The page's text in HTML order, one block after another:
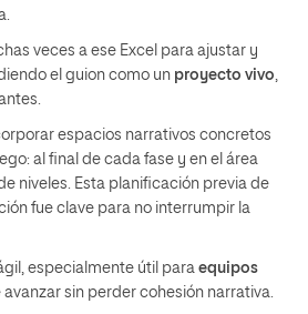
veces a ese Excel para ajustar y
el guion como un proyecto vivo
espacios narrativos concretos
al final de cada fase y en el área
niveles. Esta planificación previa de
fue clave para no interrumpir la
especialmente útil para equipos
avanzar sin perder cohesión narrativa.